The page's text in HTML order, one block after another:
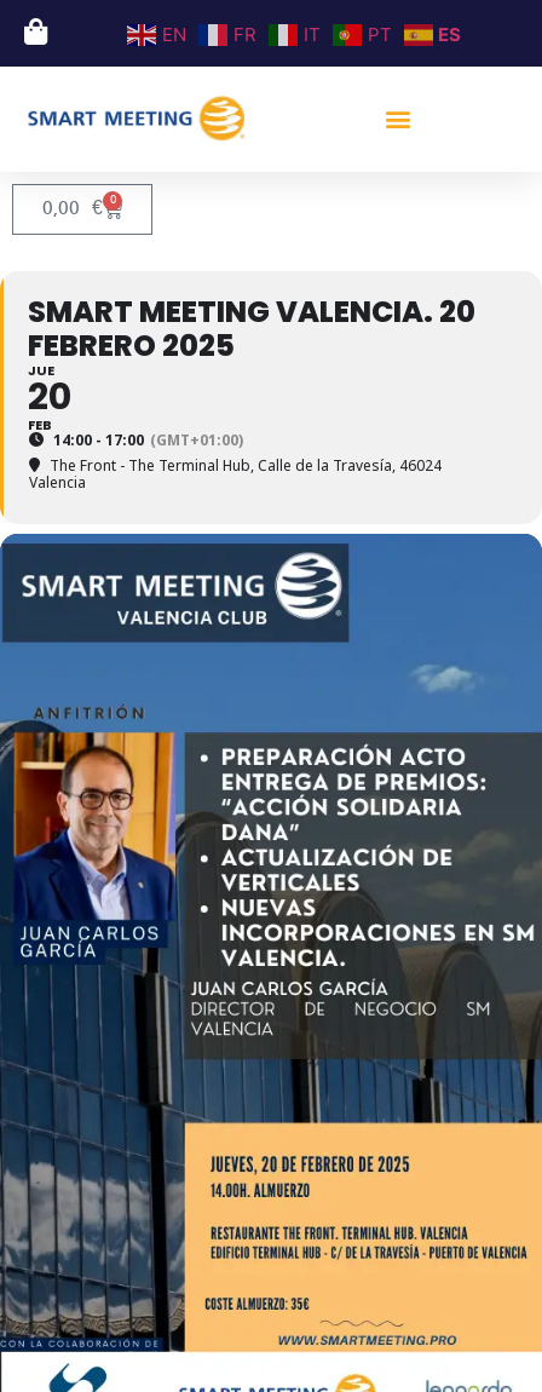
EN FR IT PT ES
0,00 € 0
SMART MEETING VALENCIA. 20
FEBRERO 2025
JUE
20
FEB
14:00 - 17:00 (GMT+01:00)
The Front - The Terminal Hub, Calle de la Travesía, 46024
Valencia